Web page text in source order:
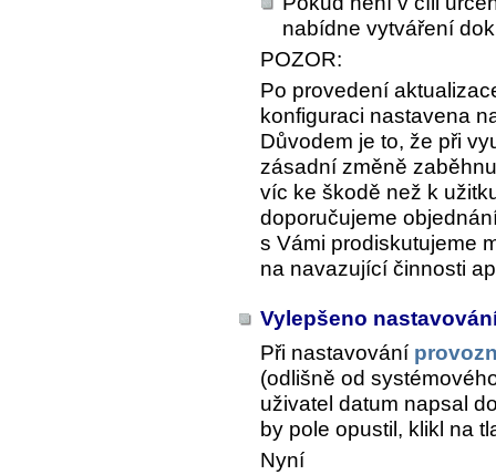
nabídne vytváření
POZOR:
Po provedení
konfiguraci nastavena
Důvodem je to, že při
zásadní změně
víc ke škodě než k
doporučujeme
s Vámi prodiskutujeme
na navazující činnosti
Vylepšeno
Při nastavování
(odlišně od
uživatel datum napsal
by pole opustil, klikl na
Nyní